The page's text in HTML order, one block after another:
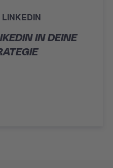
LINKEDIN
IN DEINE